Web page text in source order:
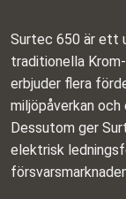
Surtec 650 är ett
traditionella
erbjuder flera
miljöpåverkan
Dessutom ger
elektrisk